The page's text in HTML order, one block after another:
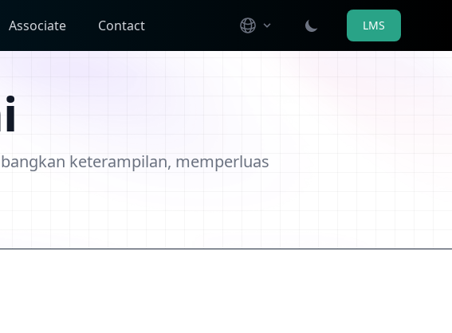
Associate Contact LMS
keterampilan, memperluas